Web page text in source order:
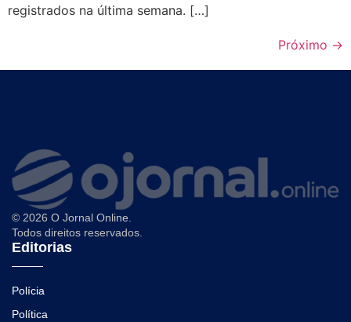
registrados na última semana. […]
Próximo →
© 2026 O Jornal Online.
Todos direitos reservados.
Editorias
Polícia
Política